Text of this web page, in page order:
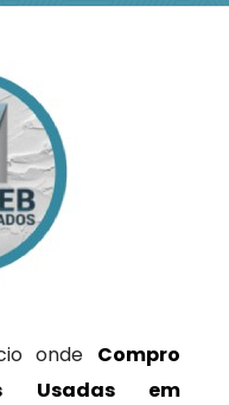
onde Compro
Usadas em